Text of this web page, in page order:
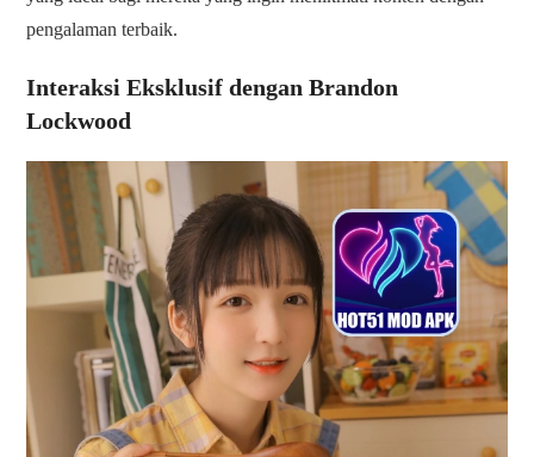
pengalaman terbaik.
Interaksi Eksklusif dengan Brandon
Lockwood